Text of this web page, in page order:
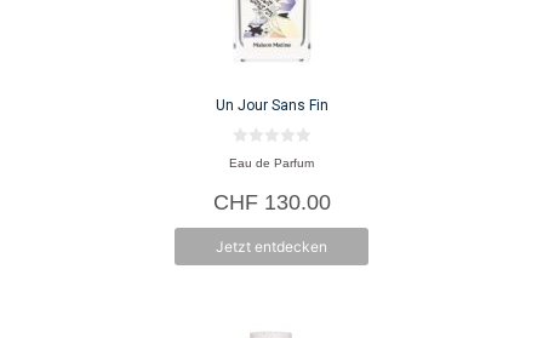
Un Jour Sans Fin
0
v
n
5
Eau de Parfum
CHF130.00
Jetzt entdecken